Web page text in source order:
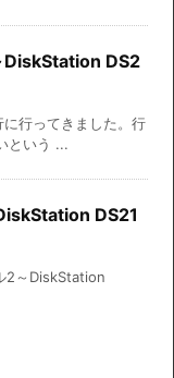
DS2
行ってきました。行
という ...
DS21
2～DiskStation